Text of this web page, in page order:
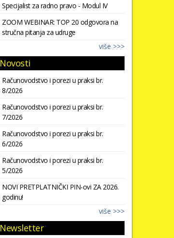
Specijalist za radno pravo - Modul IV
ZOOM WEBINAR: TOP 20 odgovora na
stručna pitanja za udruge
više >>>
Novosti
Računovodstvo i porezi u praksi br.
8/2026
Računovodstvo i porezi u praksi br.
7/2026
Računovodstvo i porezi u praksi br.
6/2026
Računovodstvo i porezi u praksi br.
5/2026
NOVI PRETPLATNIČKI PIN-ovi ZA 2026.
godinu!
više >>>
Newsletter